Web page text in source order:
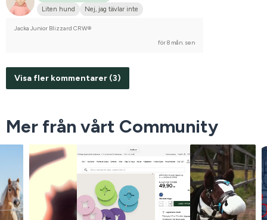
Liten hund
Nej, jag tävlar inte
Jacka Junior Blizzard CRW®
för 8 mån. sen
Visa fler kommentarer (3)
Mer från vårt Community